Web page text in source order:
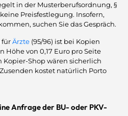
in der Musterberufsordnung, §
Preisfestlegung. Insofern,
suchen Sie das Gespräch.
fürÄrzte (95/96) ist bei Kopien
Höhe von 0,17 Euro pro Seite
Shop wären sicherlich
kostet natürlich Porto
Anfrage der BU- oder PKV-